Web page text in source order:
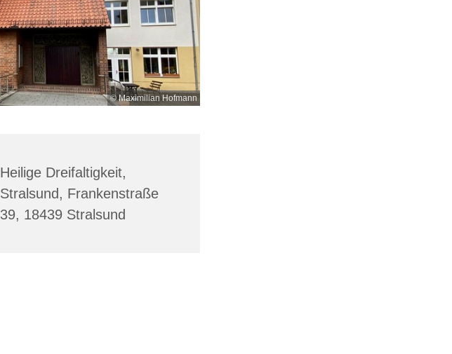
© Maximilian Hofmann
Heilige Dreifaltigkeit,
Stralsund, Frankenstraße
39, 18439 Stralsund